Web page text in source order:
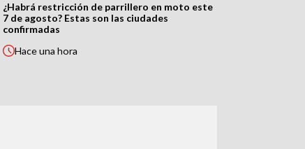
¿Habrá restricción de parrillero en moto este
7 de agosto? Estas son las ciudades
confirmadas
Haceuna hora